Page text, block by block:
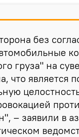
без
груза" на
что является
– заявили в